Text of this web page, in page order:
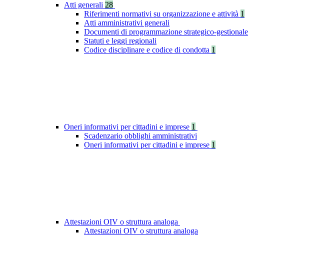
Atti generali 28
Riferimenti normativi su organizzazione e attività 1
Atti amministrativi generali
Documenti di programmazione strategico-gestionale
Statuti e leggi regionali
Codice disciplinare e codice di condotta 1
Oneri informativi per cittadini e imprese 1
Scadenzario obblighi amministrativi
Oneri informativi per cittadini e imprese 1
Attestazioni OIV o struttura analoga
Attestazioni OIV o struttura analoga